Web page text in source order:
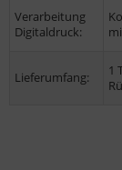
Verarbeitung
Digitaldruck:
Lieferumfang:
1